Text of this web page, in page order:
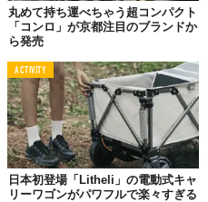
丸めて持ち運べちゃう超コンパクト
「コンロ」が京都注目のブランドか
ら発売
ACTIVITY
日本初登場「Litheli」の電動式キャ
リーワゴンがパワフルで楽々すぎる